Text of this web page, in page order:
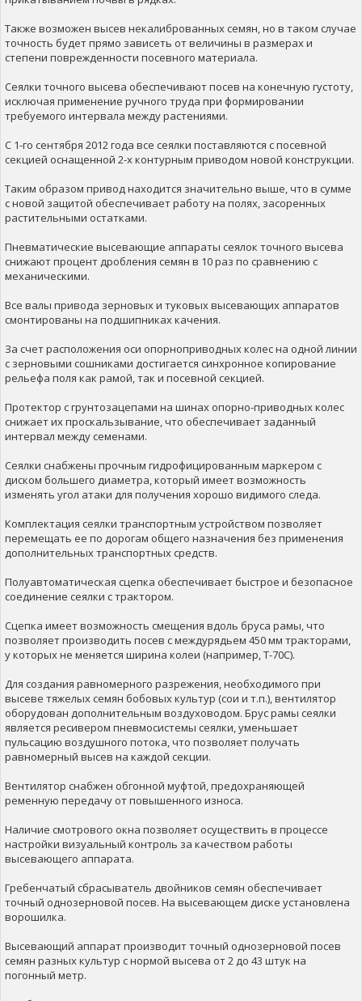
Также возможен высев некалиброванных семян, но в таком случае
точность будет прямо зависеть от величины в размерах и
степени поврежденности посевного материала.
Сеялки точного высева обеспечивают посев на конечную густоту,
исключая применение ручного труда при формировании
требуемого интервала между растениями.
С 1-го сентября 2012 года все сеялки поставляются с посевной
секцией оснащенной 2-х контурным приводом новой конструкции.
Таким образом привод находится значительно выше, что в сумме
с новой защитой обеспечивает работу на полях, засоренных
растительными остатками.
Пневматические высевающие аппараты сеялок точного высева
снижают процент дробления семян в 10 раз по сравнению с
механическими.
Все валы привода зерновых и туковых высевающих аппаратов
смонтированы на подшипниках качения.
За счет расположения оси опорноприводных колес на одной линии
с зерновыми сошниками достигается синхронное копирование
рельефа поля как рамой, так и посевной секцией.
Протектор с грунтозацепами на шинах опорно-приводных колес
снижает их проскальзывание, что обеспечивает заданный
интервал между семенами.
Сеялки снабжены прочным гидрофицированным маркером с
диском большего диаметра, который имеет возможность
изменять угол атаки для получения хорошо видимого следа.
Комплектация сеялки транспортным устройством позволяет
перемещать ее по дорогам общего назначения без применения
дополнительных транспортных средств.
Полуавтоматическая сцепка обеспечивает быстрое и безопасное
соединение сеялки с трактором.
Сцепка имеет возможность смещения вдоль бруса рамы, что
позволяет производить посев с междурядьем 450 мм тракторами,
у которых не меняется ширина колеи (например, Т-70С).
Для создания равномерного разрежения, необходимого при
высеве тяжелых семян бобовых культур (сои и т.п.), вентилятор
оборудован дополнительным воздуховодом. Брус рамы сеялки
является ресивером пневмосистемы сеялки, уменьшает
пульсацию воздушного потока, что позволяет получать
равномерный высев на каждой секции.
Вентилятор снабжен обгонной муфтой, предохраняющей
ременную передачу от повышенного износа.
Наличие смотрового окна позволяет осуществить в процессе
настройки визуальный контроль за качеством работы
высевающего аппарата.
Гребенчатый сбрасыватель двойников семян обеспечивает
точный однозерновой посев. На высевающем диске установлена
ворошилка.
Высевающий аппарат производит точный однозерновой посев
семян разных культур с нормой высева от 2 до 43 штук на
погонный метр.